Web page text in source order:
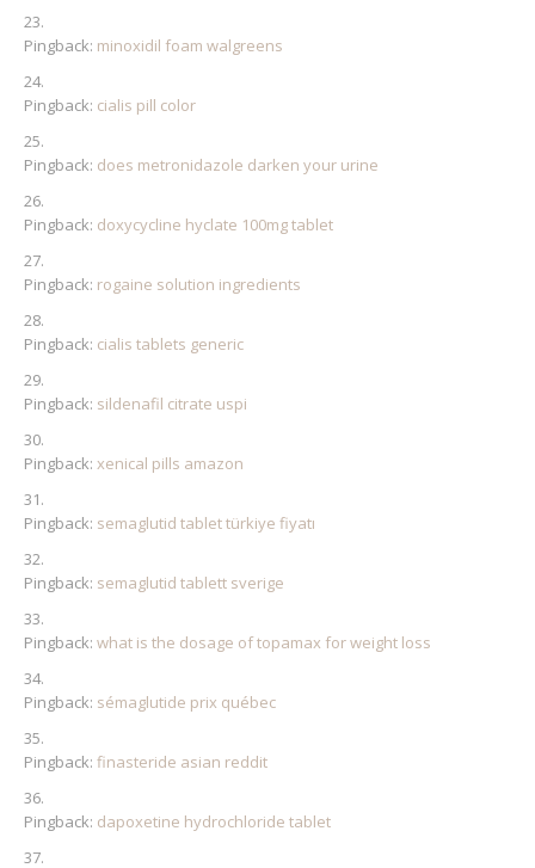
Pingback: minoxidil foam walgreens
Pingback: cialis pill color
Pingback: does metronidazole darken your urine
Pingback: doxycycline hyclate 100mg tablet
Pingback: rogaine solution ingredients
Pingback: cialis tablets generic
Pingback: sildenafil citrate uspi
Pingback: xenical pills amazon
Pingback: semaglutid tablet türkiye fiyatı
Pingback: semaglutid tablett sverige
Pingback: what is the dosage of topamax for weight loss
Pingback: sémaglutide prix québec
Pingback: finasteride asian reddit
Pingback: dapoxetine hydrochloride tablet